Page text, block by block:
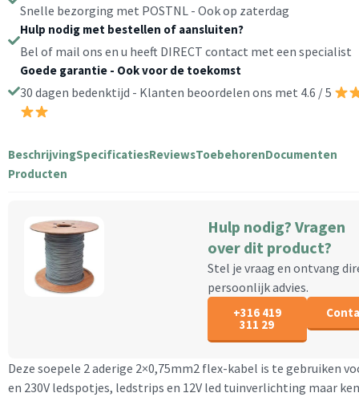
Extra
soepel
aantal
Snelle bezorging met POSTNL - Ook op zaterdag
Hulp nodig met bestellen of aansluiten?
Bel of mail ons en u heeft DIRECT contact met een specialist
Goede garantie - Ook voor de toekomst
30 dagen bedenktijd - Klanten beoordelen ons met 4.6 / 5
BeschrijvingSpecificatiesReviewsToebehorenDocumenten
Producten
Deze soepele 2 aderige 2×0,75mm2 flex-kabel is te gebruiken
en 230V ledspotjes, ledstrips en 12V led tuinverlichting maar
Hulp nodig? Vragen
over dit product?
Stel je vraag en ontvang
persoonlijk advies.
+316 419
311 29